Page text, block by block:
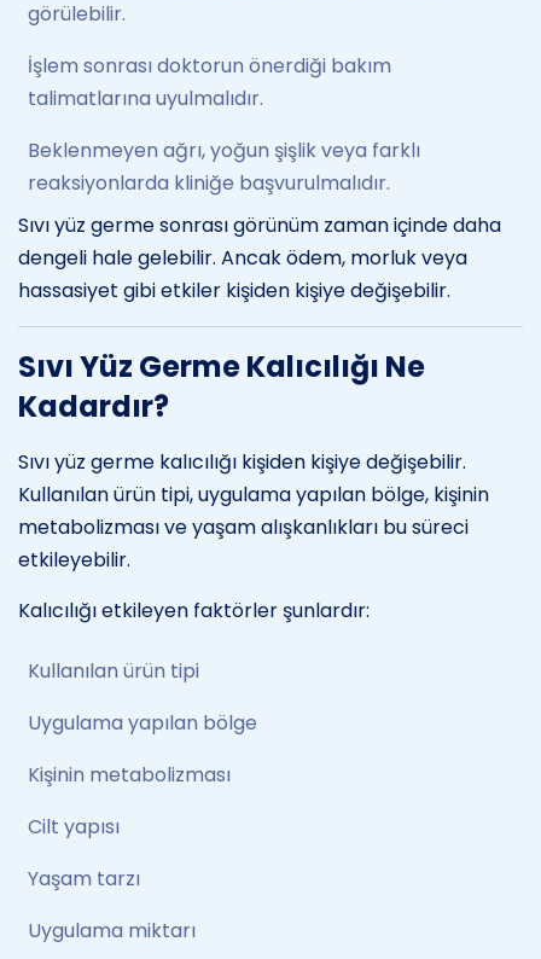
görülebilir.
İşlem sonrası doktorun önerdiği bakım
talimatlarına uyulmalıdır.
Beklenmeyen ağrı, yoğun şişlik veya farklı
reaksiyonlarda kliniğe başvurulmalıdır.
Sıvı yüz germe sonrası görünüm zaman içinde daha
dengeli hale gelebilir. Ancak ödem, morluk veya
hassasiyet gibi etkiler kişiden kişiye değişebilir.
Sıvı Yüz Germe Kalıcılığı Ne
Kadardır?
Sıvı yüz germe kalıcılığı kişiden kişiye değişebilir.
Kullanılan ürün tipi, uygulama yapılan bölge, kişinin
metabolizması ve yaşam alışkanlıkları bu süreci
etkileyebilir.
Kalıcılığı etkileyen faktörler şunlardır:
Kullanılan ürün tipi
Uygulama yapılan bölge
Kişinin metabolizması
Cilt yapısı
Yaşam tarzı
Uygulama miktarı